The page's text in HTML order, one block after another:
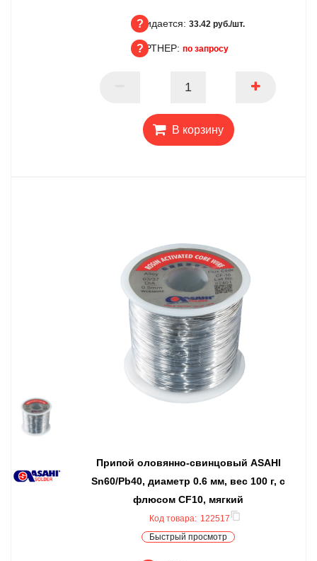
Ожидается
Ожидается: 33.42 руб./шт.
ПАРТНЕР: по запросу
В корзину
Припой оловянно-свинцовый ASAHI
Sn60/Pb40, диаметр 0.6 мм, вес 100 г, с
флюсом CF10, мягкий
Код товара: 122517
Быстрый просмотр